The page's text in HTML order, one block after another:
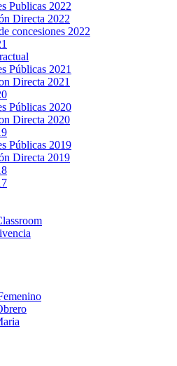
Publicas 2022
Directa 2022
concesiones 2022
Públicas 2021
Directa 2021
Públicas 2020
Directa 2020
Públicas 2019
Directa 2019